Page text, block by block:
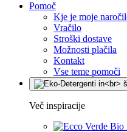
Pomoč
Kje je moje
Vračilo
Stroški dostave
Možnosti plačila
Kontakt
Vse teme pomoči
Več inspiracije
Bio